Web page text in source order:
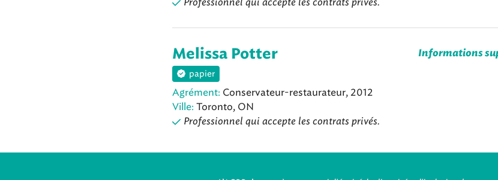
Melissa Potter
papier
Agrément: Conservateur-restaurateur, 2012
Ville: Toronto, ON
Professionnel qui accepte les contrats privés.
Informations